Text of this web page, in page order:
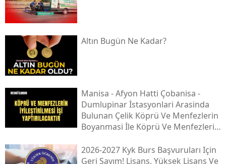
Altın Bugün Ne Kadar?
Mani̇sa - Afyon Hatti Çobani̇sa -
Dumlupinar İstasyonlari Arasinda
Bulunan Çeli̇k Köprü Ve Menfezleri̇n
Boyanmasi İle Köprü Ve Menfezleri̇n
2026-2027 Kyk Burs Başvuruları Için
Geri Sayım! Lisans, Yüksek Lisans Ve